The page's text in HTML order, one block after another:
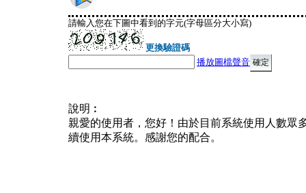
請輸入您在下圖中看到的字元(字母區分大小寫)
更換驗證碼
播放圖檔聲音
說明︰
親愛的使用者，您好！由於目前系統使用人數眾
續使用本系統。感謝您的配合。